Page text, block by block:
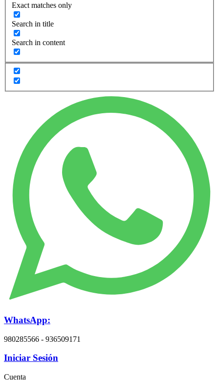
Exact matches only
Search in title
Search in content
WhatsApp:
980285566 - 936509171
Iniciar Sesión
Cuenta